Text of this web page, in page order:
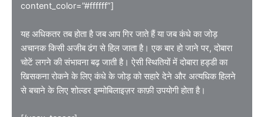
content_color=”#ffffff”]
यह अधिकतर तब होता है जब आप गिर जाते हैं या जब कंधे का जोड़
अचानक किसी अजीब ढंग से हिल जाता है। एक बार हो जाने पर, दोबारा
चोटें लगने की संभावना बढ़ जाती है। ऐसी स्थितियों में दोबारा हड्डी का
खिसकना रोकने के लिए कंधे के जोड़ को सहारे देने और अत्यधिक हिलने
से बचाने के लिए शोल्डर इम्मोबिलाइज़र काफ़ी उपयोगी होता है।